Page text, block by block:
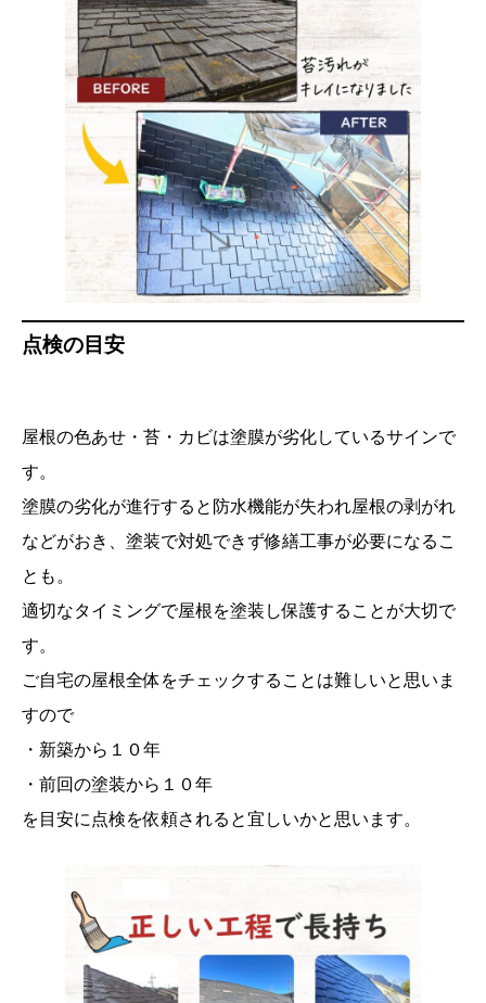
点検の目安
屋根の色あせ・苔・カビは塗膜が劣化しているサインで
す。
塗膜の劣化が進行すると防水機能が失われ屋根の剥がれ
などがおき、塗装で対処できず修繕工事が必要になるこ
とも。
適切なタイミングで屋根を塗装し保護することが大切で
す。
ご自宅の屋根全体をチェックすることは難しいと思いま
すので
・新築から１０年
・前回の塗装から１０年
を目安に点検を依頼されると宜しいかと思います。